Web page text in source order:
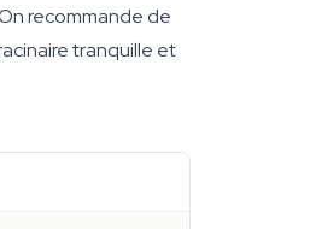
recommande de
tranquille et